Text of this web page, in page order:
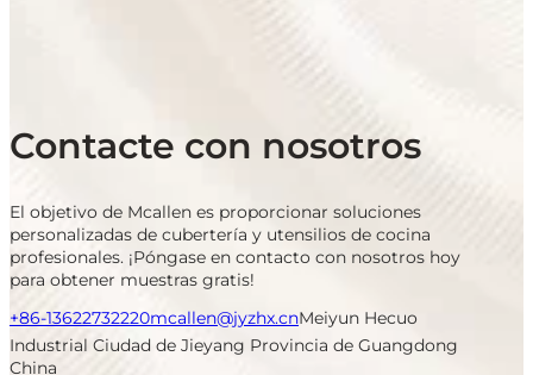
Contacte con nosotros
El objetivo de Mcallen es proporcionar soluciones
personalizadas de cubertería y utensilios de cocina
profesionales. ¡Póngase en contacto con nosotros hoy
para obtener muestras gratis!
+86-13622732220mcallen@jyzhx.cnMeiyun Hecuo
Industrial Ciudad de Jieyang Provincia de Guangdong
China